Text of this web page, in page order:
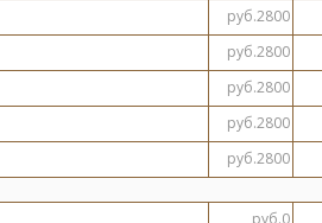
руб.2800
руб.2800
руб.2800
руб.2800
руб.2800
руб.0